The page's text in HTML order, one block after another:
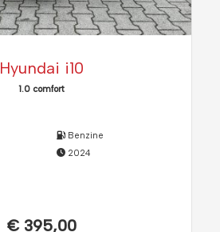
Hyundai i10
1.0 comfort
Benzine
2024
€ 395,00